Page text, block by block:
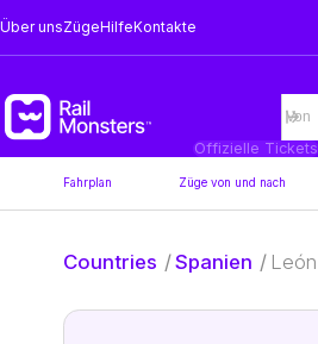
Über unsZügeHilfeKontakte
Offizielle Tickets
Fahrplan Züge von und nach
Countries /Spanien / León